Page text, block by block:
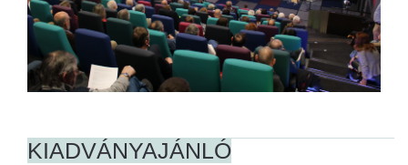
KIADVÁNYAJÁNLÓ